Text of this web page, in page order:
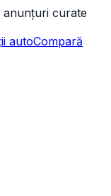
curate
autoCompară